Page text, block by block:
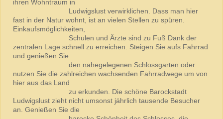
ihren Wohntraum in
Ludwigslust verwirklichen. Dass man hier
fast in der Natur wohnt, ist an vielen Stellen zu spüren.
Einkaufsmöglichkeiten,
Schulen und Ärzte sind zu Fuß Dank der
zentralen Lage schnell zu erreichen. Steigen Sie aufs Fahrrad
und genießen Sie
den nahegelegenen Schlossgarten oder
nutzen Sie die zahlreichen wachsenden Fahrradwege um von
hier aus das Land
zu erkunden. Die schöne Barockstadt
Ludwigslust zieht nicht umsonst jährlich tausende Besucher
an. Genießen Sie die